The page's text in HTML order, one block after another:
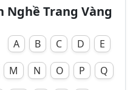
Nghề Trang Vàng
A B C D
E
M N O P Q